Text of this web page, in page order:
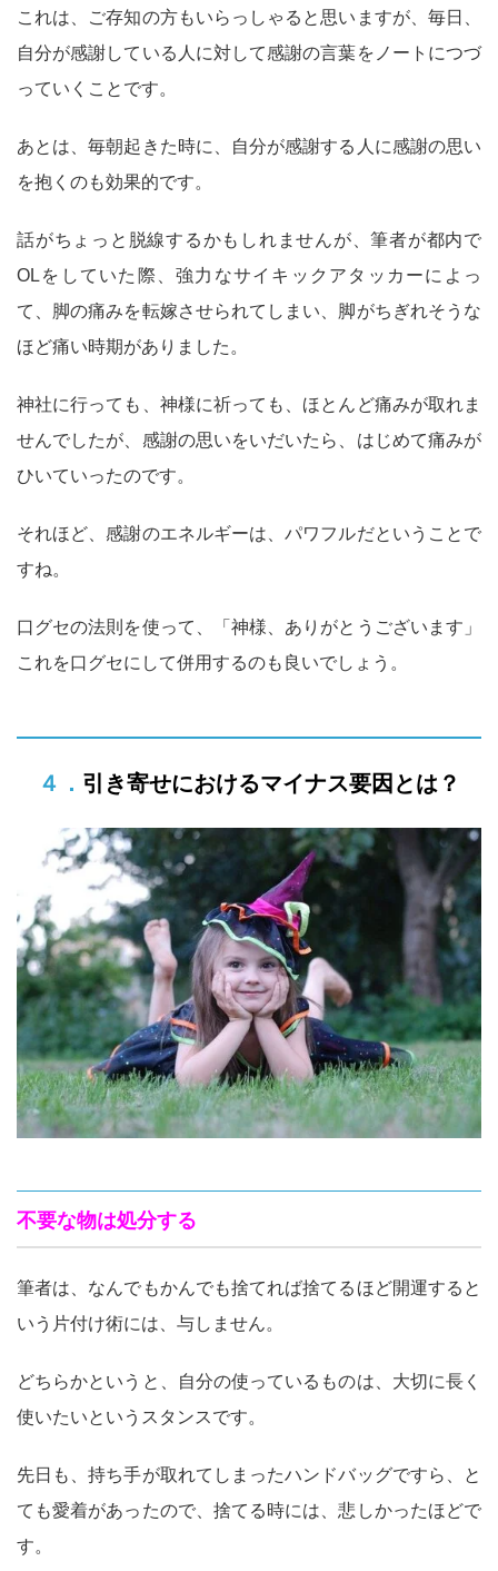
これは、ご存知の方もいらっしゃると思いますが、毎日、
自分が感謝している人に対して感謝の言葉をノートにつづ
っていくことです。
あとは、毎朝起きた時に、自分が感謝する人に感謝の思い
を抱くのも効果的です。
話がちょっと脱線するかもしれませんが、筆者が都内で
OLをしていた際、強力なサイキックアタッカーによっ
て、脚の痛みを転嫁させられてしまい、脚がちぎれそうな
ほど痛い時期がありました。
神社に行っても、神様に祈っても、ほとんど痛みが取れま
せんでしたが、感謝の思いをいだいたら、はじめて痛みが
ひいていったのです。
それほど、感謝のエネルギーは、パワフルだということで
すね。
口グセの法則を使って、「神様、ありがとうございます」
これを口グセにして併用するのも良いでしょう。
４．引き寄せにおけるマイナス要因とは？
不要な物は処分する
筆者は、なんでもかんでも捨てれば捨てるほど開運すると
いう片付け術には、与しません。
どちらかというと、自分の使っているものは、大切に長く
使いたいというスタンスです。
先日も、持ち手が取れてしまったハンドバッグですら、と
ても愛着があったので、捨てる時には、悲しかったほどで
す。